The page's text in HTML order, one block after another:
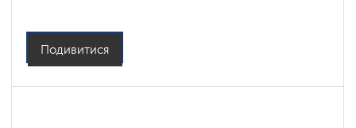
Подивитися